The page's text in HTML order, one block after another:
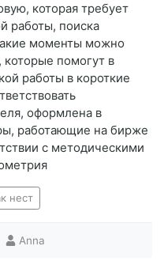
которая требует
работы, поиска
моменты можно
которые помогут в
работы в короткие
оформлена в
работающие на бирже
с методическими
нест
Anna